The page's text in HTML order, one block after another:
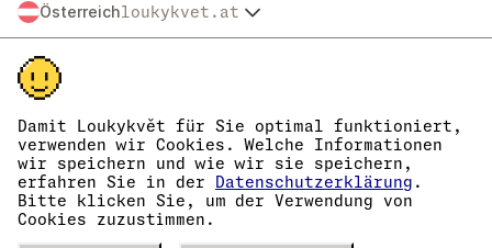
Damit Loukykvět für Sie optimal funktioniert,
verwenden wir Cookies. Welche Informationen
wir speichern und wie wir sie speichern,
erfahren Sie in der
Datenschutzerklärung .
Bitte klicken Sie, um der Verwendung von
Cookies zuzustimmen.
Österreichloukykvet.at
Česko
Slovensko
Polska
Deutschland
France
België
Danmark
Eesti
España
Loukykvět s.r.o. ist im Handelsregister beim Stadtgericht in Prag,
Abteilung C, Einlage 268616 eingetragen.
Nummer EKF00180493 beteiligt.
Wir verwenden die Registrierungsnummer 0636 zur Ausstellung von
Pflanzenpässen.
Unsere Unternehmens-Identifikationsnummer lautet 05663687, die
USt-IdNr. ist CZ05663687.
Die Datenbox hat die ID eng827q.
Die EORI-Nummer lautet CZ05663687.
Wir sind umsatzsteuerpflichtig.